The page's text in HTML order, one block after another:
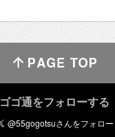
ゴゴ通をフォローする